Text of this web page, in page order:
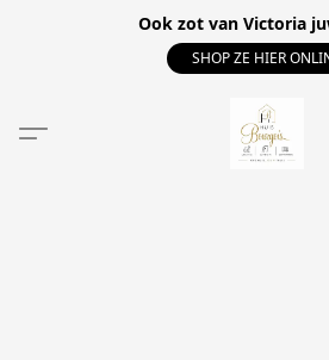
Ook zot van Victoria
SHOP ZE HIER